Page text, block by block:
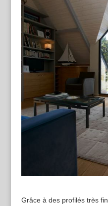
Grâce à des profilés très